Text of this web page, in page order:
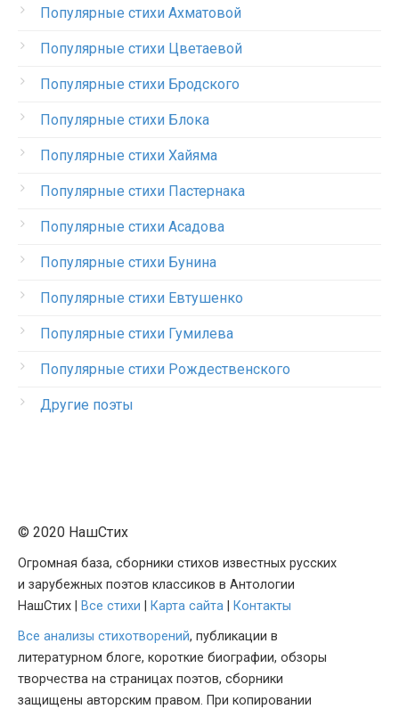
Популярные стихи Ахматовой
Популярные стихи Цветаевой
Популярные стихи Бродского
Популярные стихи Блока
Популярные стихи Хайяма
Популярные стихи Пастернака
Популярные стихи Асадова
Популярные стихи Бунина
Популярные стихи Евтушенко
Популярные стихи Гумилева
Популярные стихи Рождественского
Другие поэты
© 2020 НашСтих
Огромная база, сборники стихов известных русских
и зарубежных поэтов классиков в Антологии
НашСтих |
Все стихи Карта сайта
Контакты
Все анализы стихотворений, публикации в
литературном блоге, короткие биографии, обзоры
творчества на страницах поэтов, сборники
защищены авторским правом. При копировании